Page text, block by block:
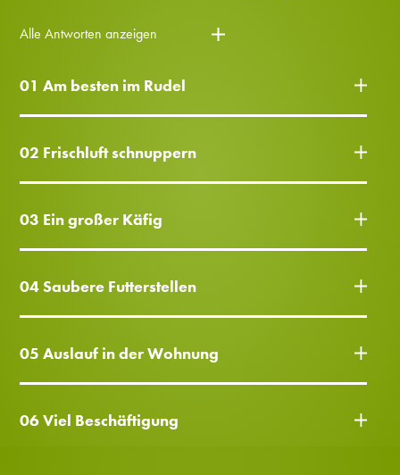
Alle Antworten anzeigen
01 Am besten im Rudel
02 Frischluft schnuppern
03 Ein großer Käfig
04 Saubere Futterstellen
05 Auslauf in der Wohnung
06 Viel Beschäftigung